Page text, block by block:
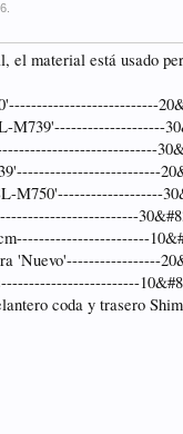
el material está usado
M739'--------------------
M750'-------------------
'Nuevo'-----------------
coda y trasero